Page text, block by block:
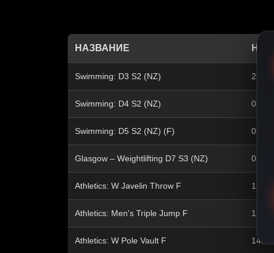
НАЗВАНИЕ
Swimming: D3 S2 (NZ) 23:00
Swimming: D4 S2 (NZ) 02:20
Swimming: D5 S2 (NZ) (F) 05:35
Glasgow – Weightlifting D7 S3 (NZ) 09:00
Athletics: W Javelin Throw F 11:05
Athletics: Men's Triple Jump F 12:35
Athletics: W Pole Vault F 14:15